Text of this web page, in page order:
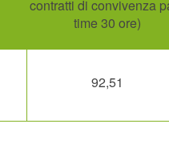
contratti di convivenza
time 30 ore)
92,51